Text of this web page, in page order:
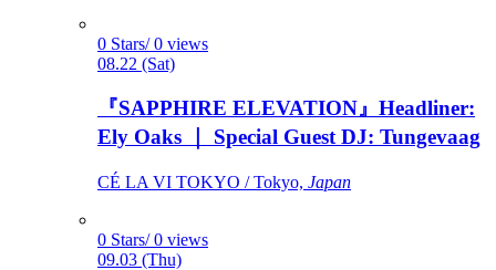
0 Stars/ 0 views
08.22 (Sat)
『SAPPHIRE ELEVATION』Headliner:
Ely Oaks ｜ Special Guest DJ: Tungevaag
CÉ LA VI TOKYO / Tokyo, Japan
0 Stars/ 0 views
09.03 (Thu)